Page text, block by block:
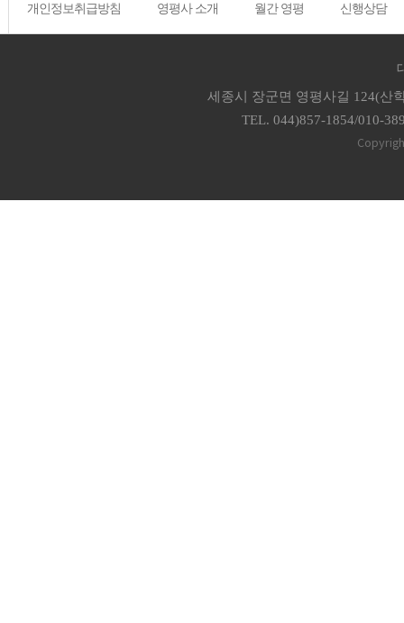
개인정보취급방침 영평사 소개 월간 영평 신행상담
세종시 장군면 영평사길 124(산
TEL. 044)857-1854/010-